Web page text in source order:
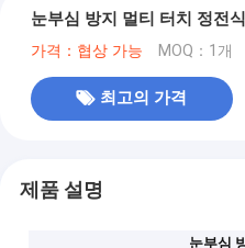
눈부심 방지 멀티 터치 정전
가격：협상 가능 MOQ：1개
최고의 가격
제품 설명
눈부심